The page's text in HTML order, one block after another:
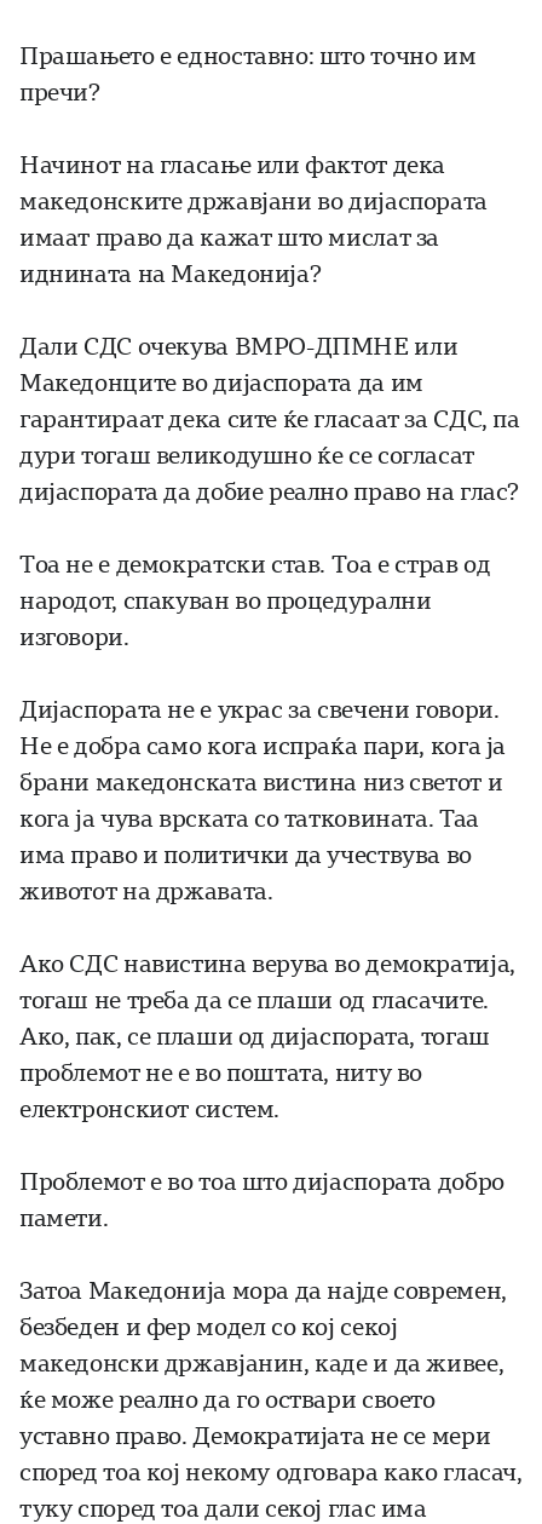
Прашањето е едноставно: што точно им
пречи?
Начинот на гласање или фактот дека
македонските државјани во дијаспората
имаат право да кажат што мислат за
иднината на Македонија?
Дали СДС очекува ВМРО-ДПМНЕ или
Македонците во дијаспората да им
гарантираат дека сите ќе гласаат за СДС, па
дури тогаш великодушно ќе се согласат
дијаспората да добие реално право на глас?
Тоа не е демократски став. Тоа е страв од
народот, спакуван во процедурални
изговори.
Дијаспората не е украс за свечени говори.
Не е добра само кога испраќа пари, кога ја
брани македонската вистина низ светот и
кога ја чува врската со татковината. Таа
има право и политички да учествува во
животот на државата.
Ако СДС навистина верува во демократија,
тогаш не треба да се плаши од гласачите.
Ако, пак, се плаши од дијаспората, тогаш
проблемот не е во поштата, ниту во
електронскиот систем.
Проблемот е во тоа што дијаспората добро
памети.
Затоа Македонија мора да најде современ,
безбеден и фер модел со кој секој
македонски државјанин, каде и да живее,
ќе може реално да го оствари своето
уставно право. Демократијата не се мери
според тоа кој некому одговара како гласач,
туку според тоа дали секој глас има